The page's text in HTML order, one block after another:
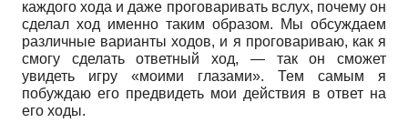
каждого хода и даже проговаривать вслух, почему он
сделал ход именно таким образом. Мы обсуждаем
различные варианты ходов, и я проговариваю, как я
смогу сделать ответный ход, — так он сможет
увидеть игру «моими глазами». Тем самым я
побуждаю его предвидеть мои действия в ответ на
его ходы.